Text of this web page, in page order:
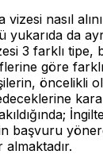
vizesi nasıl
da
3 farklı tipe,
göre
öncelikli
başvuru
almaktadır.